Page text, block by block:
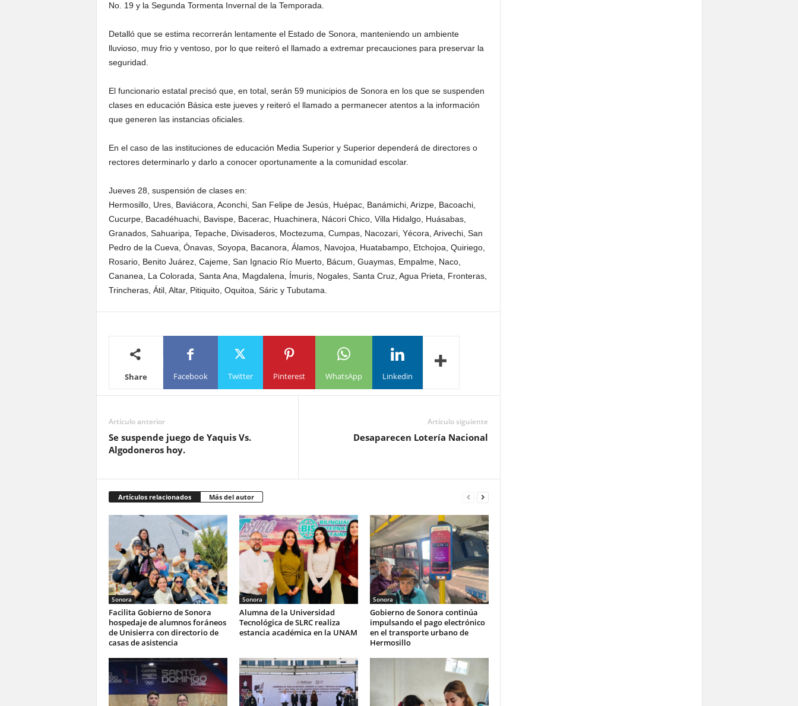
No. 19 y la Segunda Tormenta Invernal de la Temporada.
Detalló que se estima recorrerán lentamente el Estado de Sonora, manteniendo un ambiente
lluvioso, muy frio y ventoso, por lo que reiteró el llamado a extremar precauciones para preservar la
seguridad.
El funcionario estatal precisó que, en total, serán 59 municipios de Sonora en los que se suspenden
clases en educación Básica este jueves y reiteró el llamado a permanecer atentos a la información
que generen las instancias oficiales.
En el caso de las instituciones de educación Media Superior y Superior dependerá de directores o
rectores determinarlo y darlo a conocer oportunamente a la comunidad escolar.
Jueves 28, suspensión de clases en:
Hermosillo, Ures, Baviácora, Aconchi, San Felipe de Jesús, Huépac, Banámichi, Arizpe, Bacoachi,
Cucurpe, Bacadéhuachi, Bavispe, Bacerac, Huachinera, Nácori Chico, Villa Hidalgo, Huásabas,
Granados, Sahuaripa, Tepache, Divisaderos, Moctezuma, Cumpas, Nacozari, Yécora, Arivechi, San
Pedro de la Cueva, Ónavas, Soyopa, Bacanora, Álamos, Navojoa, Huatabampo, Etchojoa, Quiriego,
Rosario, Benito Juárez, Cajeme, San Ignacio Río Muerto, Bácum, Guaymas, Empalme, Naco,
Cananea, La Colorada, Santa Ana, Magdalena, Ímuris, Nogales, Santa Cruz, Agua Prieta, Fronteras,
Trincheras, Átil, Altar, Pitiquito, Oquitoa, Sáric y Tubutama.
Share Facebook Twitter Pinterest WhatsApp Linkedin
Artículo anterior
Se suspende juego de Yaquis Vs.
Algodoneros hoy.
Artículo siguiente
Desaparecen Lotería Nacional
Artículos relacionados Más del autor
Sonora
Facilita Gobierno de Sonora
hospedaje de alumnos foráneos
de Unisierra con directorio de
casas de asistencia
Sonora
Alumna de la Universidad
Tecnológica de SLRC realiza
estancia académica en la UNAM
Sonora
Gobierno de Sonora continúa
impulsando el pago electrónico
en el transporte urbano de
Hermosillo